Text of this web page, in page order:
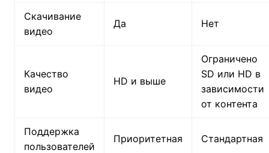
Скачивание
видео
Да Нет
Качество
видео
HD и выше
Ограничено
SD или HD в
зависимости
от контента
Поддержка
пользователей
Приоритетная Стандартная